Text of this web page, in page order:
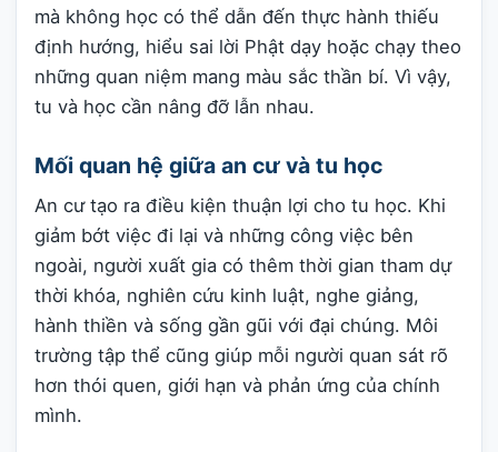
mà không học có thể dẫn đến thực hành thiếu
định hướng, hiểu sai lời Phật dạy hoặc chạy theo
những quan niệm mang màu sắc thần bí. Vì vậy,
tu và học cần nâng đỡ lẫn nhau.
Mối quan hệ giữa an cư và tu học
An cư tạo ra điều kiện thuận lợi cho tu học. Khi
giảm bớt việc đi lại và những công việc bên
ngoài, người xuất gia có thêm thời gian tham dự
thời khóa, nghiên cứu kinh luật, nghe giảng,
hành thiền và sống gần gũi với đại chúng. Môi
trường tập thể cũng giúp mỗi người quan sát rõ
hơn thói quen, giới hạn và phản ứng của chính
mình.